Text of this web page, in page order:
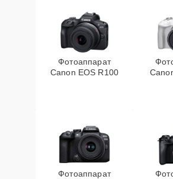
Фотоаппарат
Canon EOS R100
Фотоаппарат